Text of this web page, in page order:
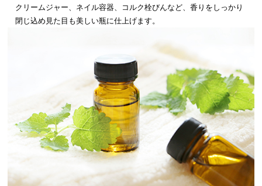
クリームジャー、ネイル容器、コルク栓びんなど、香りをしっかり
閉じ込め見た目も美しい瓶に仕上げます。